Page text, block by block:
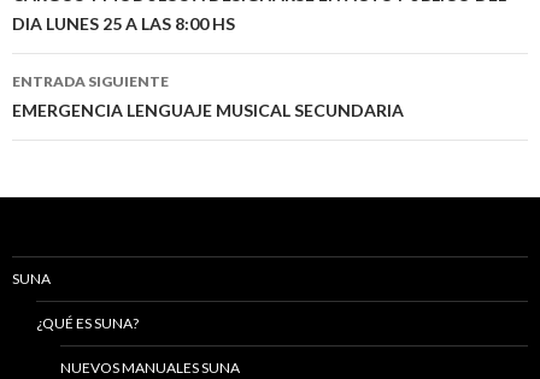
entradas
DIA LUNES 25 A LAS 8:00 HS
ENTRADA SIGUIENTE
EMERGENCIA LENGUAJE MUSICAL SECUNDARIA
SUNA
¿QUÉ ES SUNA?
NUEVOS MANUALES SUNA